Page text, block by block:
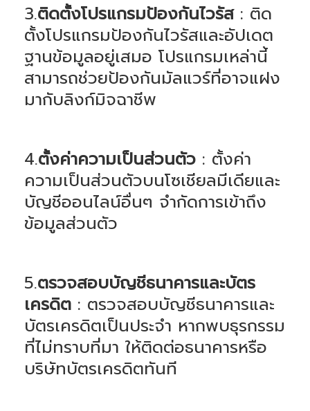
3.ติดตั้งโปรแกรมป้องกันไวรัส : ติด
ตั้งโปรแกรมป้องกันไวรัสและอัปเดต
ฐานข้อมูลอยู่เสมอ โปรแกรมเหล่านี้
สามารถช่วยป้องกันมัลแวร์ที่อาจแฝง
มากับลิงก์มิจฉาชีพ
4.ตั้งค่าความเป็นส่วนตัว : ตั้งค่า
ความเป็นส่วนตัวบนโซเชียลมีเดียและ
บัญชีออนไลน์อื่นๆ จำกัดการเข้าถึง
ข้อมูลส่วนตัว
5.ตรวจสอบบัญชีธนาคารและบัตร
เครดิต : ตรวจสอบบัญชีธนาคารและ
บัตรเครดิตเป็นประจำ หากพบธุรกรรม
ที่ไม่ทราบที่มา ให้ติดต่อธนาคารหรือ
บริษัทบัตรเครดิตทันที